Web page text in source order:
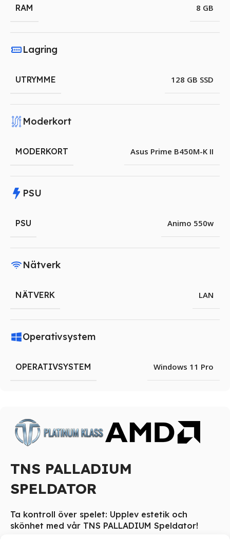
TNS PALLADIUM
SPELDATOR
Ta kontroll över spelet: Upplev estetik och
skönhet med vår TNS PALLADIUM Speldator!
RAM 8 GB
Lagring
UTRYMME 128 GB SSD
Moderkort
MODERKORT Asus Prime B450M-K II
PSU
PSU Animo 550w
Nätverk
NÄTVERK LAN
Operativsystem
OPERATIVSYSTEM Windows 11 Pro